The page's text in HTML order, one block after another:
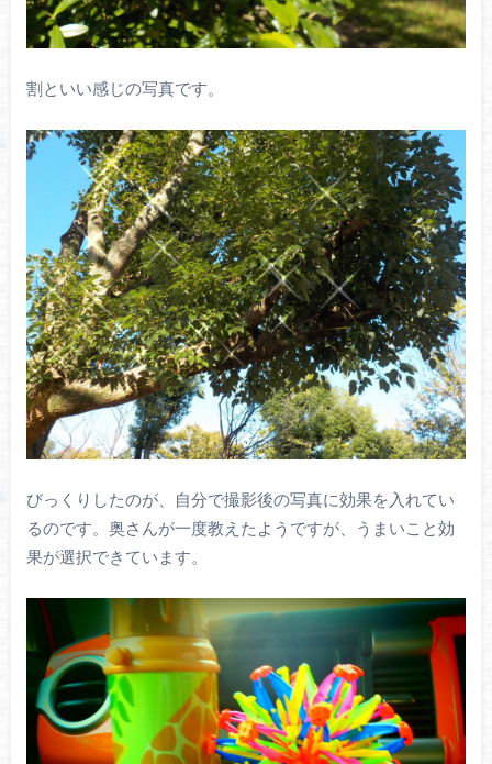
割といい感じの写真です。
びっくりしたのが、自分で撮影後の写真に効果を入れてい
るのです。奥さんが一度教えたようですが、うまいこと効
果が選択できています。